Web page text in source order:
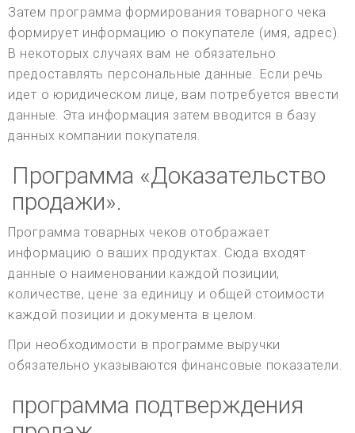
Затем программа формирования товарного чека
формирует информацию о покупателе (имя, адрес).
В некоторых случаях вам не обязательно
предоставлять персональные данные. Если речь
идет о юридическом лице, вам потребуется ввести
данные. Эта информация затем вводится в базу
данных компании покупателя.
Программа «Доказательство
продажи».
Программа товарных чеков отображает
информацию о ваших продуктах. Сюда входят
данные о наименовании каждой позиции,
количестве, цене за единицу и общей стоимости
каждой позиции и документа в целом.
При необходимости в программе выручки
обязательно указываются финансовые показатели.
программа подтверждения